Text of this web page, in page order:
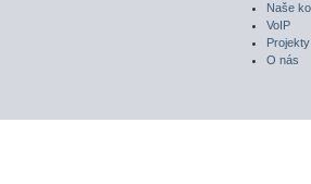
Naše
VoIP
Projekty
O nás